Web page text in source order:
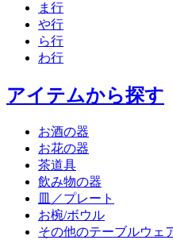
ま行
や行
ら行
わ行
アイテムから探す
お酒の器
お花の器
茶道具
飲み物の器
皿／プレート
お椀/ボウル
その他のテーブルウェ